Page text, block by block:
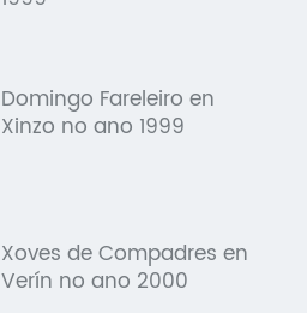
Domingo Fareleiro en
Xinzo no ano 1999
Xoves de Compadres en
Verín no ano 2000